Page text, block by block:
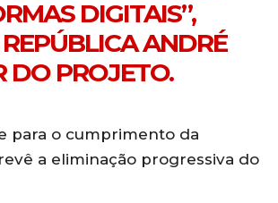
DIGITAIS”,
ANDRÉ
DO PROJETO.
para o cumprimento da
a eliminação progressiva do